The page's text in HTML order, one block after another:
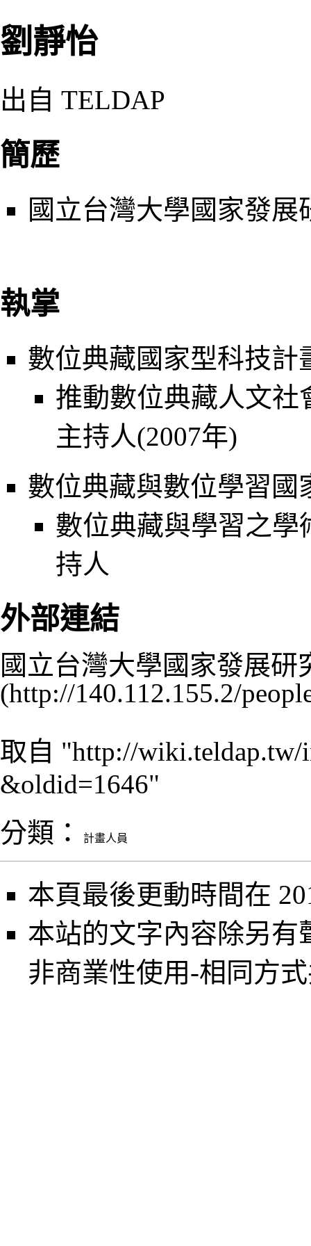
劉靜怡
出自 TELDAP
簡歷
國立台灣大學國家發展
執掌
數位典藏國家型科技計
推動數位典藏人文社
主持人(2007年)
數位典藏與數位學習國
數位典藏與學習之學
持人
外部連結
國立台灣大學國家發展
取自 "http://
&oldid=1646"
分類 ： 計畫人員
本頁最後更動時間在
本站的文字內容除另
非商業性使用-相同方